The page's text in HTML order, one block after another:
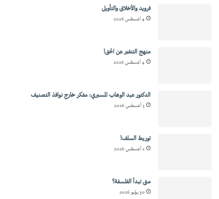
فرويد والأخلاق والتأويل
4 أغسطس 2026
منهج التنفير عن الحق!
4 أغسطس 2026
الدكتور عبد الوهاب المسيري: مفكر خارج نوافذ التصنيف
3 أغسطس 2026
توريط السلف!
2 أغسطس 2026
متى تبدأ الفلسفة؟
30 يوليو 2026